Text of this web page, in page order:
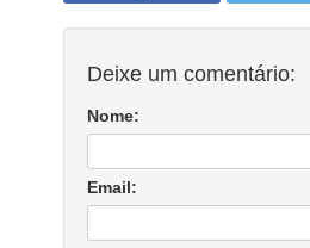
Deixe um comentário:
Nome:
Email: